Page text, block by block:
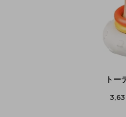
トー